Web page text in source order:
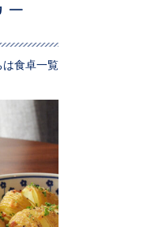
—
は食卓一覧